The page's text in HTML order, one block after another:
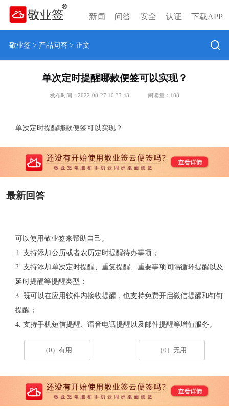
新闻 问答 安全 认证 下载APP
敬业签> 产品问答> 正文
单次定时提醒哪款便签可以实现？
发布时间：2022-08-27 10:37:43 阅读量： 188
单次定时提醒哪款便签可以实现？
最新回答
可以使用敬业签来帮助自己。
1. 支持添加公历或者农历定时提醒待办事项；
2. 支持添加单次定时提醒、重复提醒、重要事项间隔循环提醒以及
延时提醒等提醒类型；
3. 既可以在应用软件内接收提醒，也支持免费开启微信提醒和钉钉
提醒；
4. 支持手机短信提醒、语音电话提醒以及邮件提醒等增值服务。
（0）有用 （0）无用